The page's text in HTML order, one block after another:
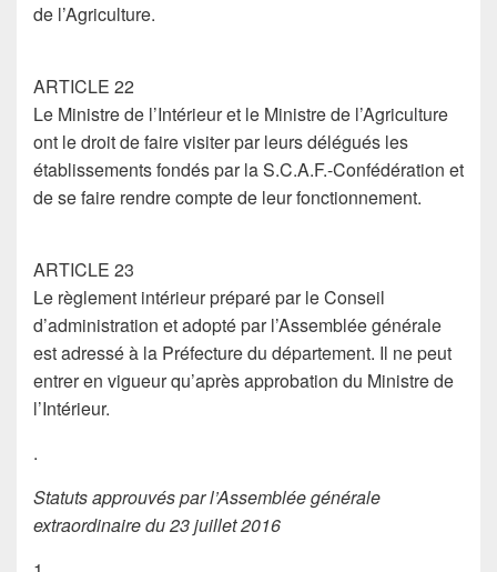
de l’Agriculture.
ARTICLE 22
Le Ministre de l’Intérieur et le Ministre de l’Agriculture
ont le droit de faire visiter par leurs délégués les
établissements fondés par la S.C.A.F.-Confédération et
de se faire rendre compte de leur fonctionnement.
ARTICLE 23
Le règlement intérieur préparé par le Conseil
d’administration et adopté par l’Assemblée générale
est adressé à la Préfecture du département. Il ne peut
entrer en vigueur qu’après approbation du Ministre de
l’Intérieur.
.
Statuts approuvés par l’Assemblée générale
extraordinaire du 23 juillet 2016